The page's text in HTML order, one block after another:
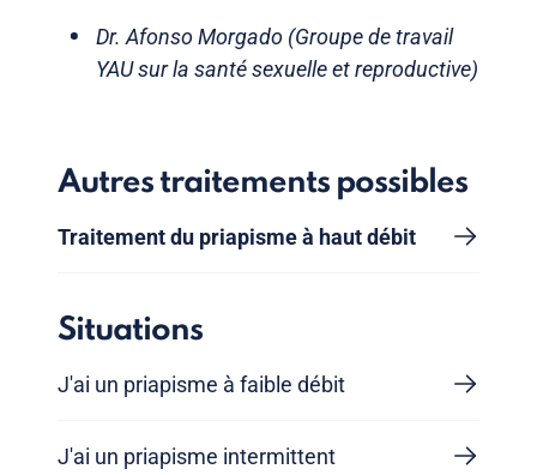
Dr. Afonso Morgado (Groupe de travail
YAU sur la santé sexuelle et reproductive)
Autres traitements possibles
Traitement du priapisme à haut débit
Situations
J'ai un priapisme à faible débit
J'ai un priapisme intermittent